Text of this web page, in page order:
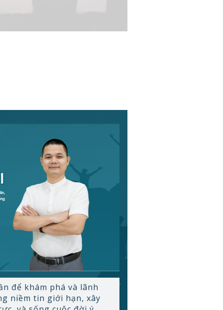
để khám phá và lãnh
niềm tin giới hạn, xây